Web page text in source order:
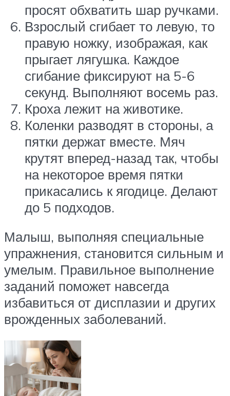
просят обхватить шар ручками.
Взрослый сгибает то левую, то
правую ножку, изображая, как
прыгает лягушка. Каждое
сгибание фиксируют на 5-6
секунд. Выполняют восемь раз.
Кроха лежит на животике.
Коленки разводят в стороны, а
пятки держат вместе. Мяч
крутят вперед-назад так, чтобы
на некоторое время пятки
прикасались к ягодице. Делают
до 5 подходов.
Малыш, выполняя специальные
упражнения, становится сильным и
умелым. Правильное выполнение
заданий поможет навсегда
избавиться от дисплазии и других
врожденных заболеваний.